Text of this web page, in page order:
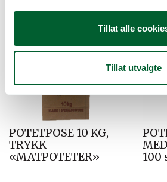
Tillat alle
Tillat utvalgte
POTETPOSE 10 KG,
TRYKK
«MATPOTETER»
100